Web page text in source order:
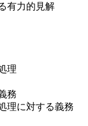
力的見解
理
務
に対する義務